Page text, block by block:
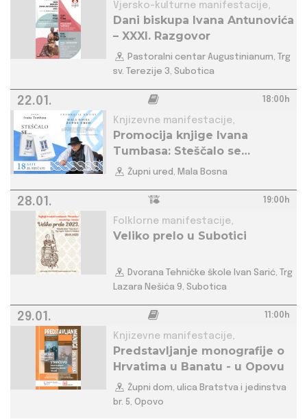
Vjersko-kulturne manifestacije,
Dani biskupa Ivana Antunovića
– XXXI. Razgovor
Pastoralni centar Augustinianum, Trg
sv. Terezije 3, Subotica
22.01. 18:00h
Knjizevne manifestacije,
Promocija knjige Ivana
Tumbasa: Steščalo se…
Župni ured, Mala Bosna
28.01. 19:00h
Folklorne manifestacije,
Veliko prelo u Subotici
Dvorana Tehničke škole Ivan Sarić, Trg
Lazara Nešića 9, Subotica
29.01. 11:00h
Knjizevne manifestacije,
Predstavljanje monografije o
Hrvatima u Banatu - u Opovu
Župni dom, ulica Bratstva i jedinstva
br. 5, Opovo